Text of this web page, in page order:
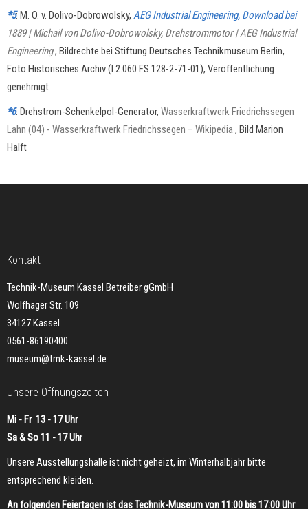
*5: M. O. v. Dolivo-Dobrowolsky, AEG Industrial Engineering, Download bei
1889 | Michail von Dolivo-Dobrowolsky, Drehstrommotor | AEG Industrial
Engineering, Bildrechte bei Stiftung Deutsches Technikmuseum Berlin,
Foto Historisches Archiv (I.2.060 FS 128-2-71-01), Veröffentlichung
genehmigt
*6: Drehstrom-Schenkelpol-Generator, Wasserkraftwerk Friedrichssegen
Lahn (04) - Wasserkraftwerk Friedrichssegen – Wikipedia, Bild Marion
Halft
Kontakt
Technik-Museum Kassel Betreiber gGmbH
Wolfhager Str. 109
34127 Kassel
0561-86190400
museum@tmk-kassel.de
Unsere Öffnungszeiten
Mi - Fr 13 - 17 Uhr
Sa & So 11 - 17 Uhr
Unsere Ausstellungshalle ist nicht geheizt, im Winterhalbjahr bitte
entsprechend kleiden.
An folgenden Feiertagen ist das Technik-Museum von 11:00 bis 17:00 Uhr